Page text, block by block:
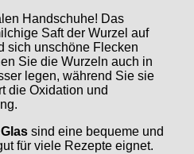
Handschuhe! Das
Saft der Wurzel auf
sich unschöne Flecken
Sie die Wurzeln auch in
legen, während Sie sie
die Oxidation und
sind eine bequeme und
für viele Rezepte eignet.